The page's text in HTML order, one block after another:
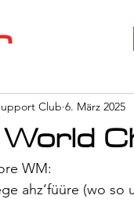
Club 6. März 2025
WM:
ahz‘füüre (wo